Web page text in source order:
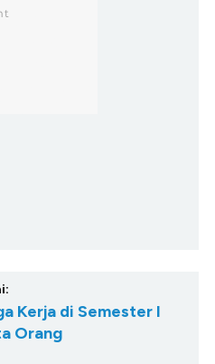
Kerja di Semester I
Orang